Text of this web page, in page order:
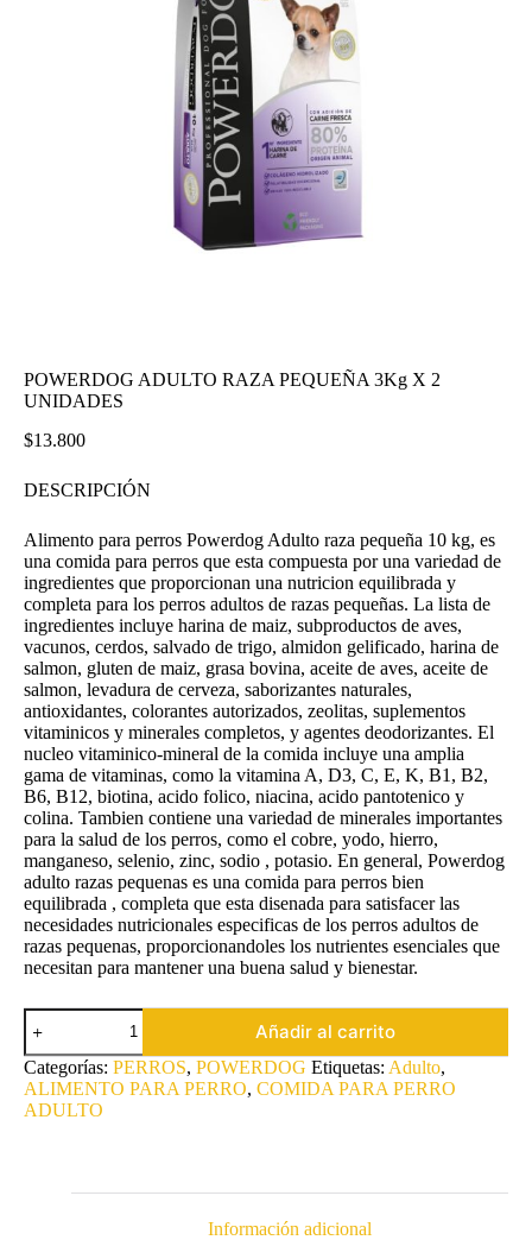
POWERDOG ADULTO RAZA PEQUEÑA 3Kg X 2
UNIDADES
$13.800
DESCRIPCIÓN
Alimento para perros Powerdog Adulto raza pequeña 10 kg, es
una comida para perros que esta compuesta por una variedad de
ingredientes que proporcionan una nutricion equilibrada y
completa para los perros adultos de razas pequeñas. La lista de
ingredientes incluye harina de maiz, subproductos de aves,
vacunos, cerdos, salvado de trigo, almidon gelificado, harina de
salmon, gluten de maiz, grasa bovina, aceite de aves, aceite de
salmon, levadura de cerveza, saborizantes naturales,
antioxidantes, colorantes autorizados, zeolitas, suplementos
vitaminicos y minerales completos, y agentes deodorizantes. El
nucleo vitaminico-mineral de la comida incluye una amplia
gama de vitaminas, como la vitamina A, D3, C, E, K, B1, B2,
B6, B12, biotina, acido folico, niacina, acido pantotenico y
colina. Tambien contiene una variedad de minerales importantes
para la salud de los perros, como el cobre, yodo, hierro,
manganeso, selenio, zinc, sodio , potasio. En general, Powerdog
adulto razas pequenas es una comida para perros bien
equilibrada , completa que esta disenada para satisfacer las
necesidades nutricionales especificas de los perros adultos de
razas pequenas, proporcionandoles los nutrientes esenciales que
necesitan para mantener una buena salud y bienestar.
POWERDOG
ADULTO
RAZA
PEQUEÑA
3Kg
X
Añadir al carrito
Categorías: PERROS, POWERDOG Etiquetas: Adulto,
ALIMENTO PARA PERRO, COMIDA PARA PERRO
ADULTO
Información adicional